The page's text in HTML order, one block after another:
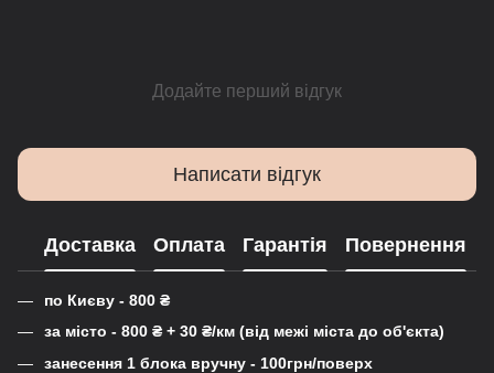
Додайте перший відгук
Написати відгук
Доставка Оплата Гарантія Повернення
по Києву - 800 ₴
за місто - 800 ₴ + 30 ₴/км (від межі міста до об'єкта)
занесення 1 блока вручну - 100грн/поверх